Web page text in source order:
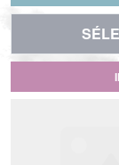
SÉLECTIONNER